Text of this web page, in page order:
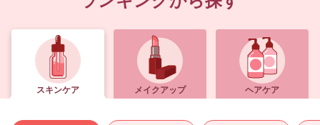
スキンケア メイクアップ ヘアケア